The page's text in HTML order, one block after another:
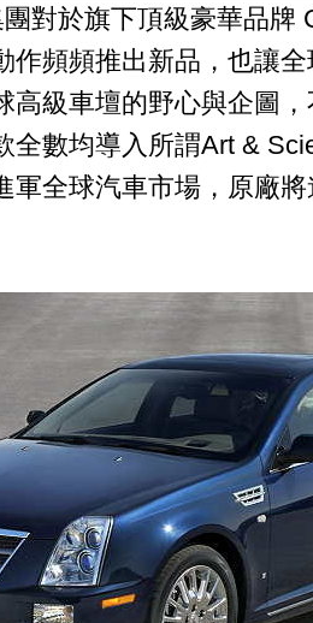
對於旗下頂級豪華品牌
作頻頻推出新品，也讓
高級車壇的野心與企圖
全數均導入所謂Art &
軍全球汽車市場，原廠